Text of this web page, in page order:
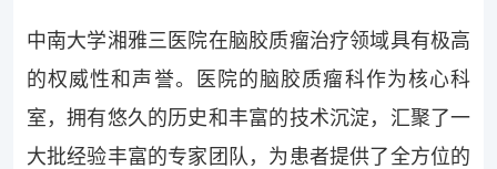
中南大学湘雅三医院在脑胶质瘤治疗领域具有极高
的权威性和声誉。医院的脑胶质瘤科作为核心科
室，拥有悠久的历史和丰富的技术沉淀，汇聚了一
大批经验丰富的专家团队，为患者提供了全方位的